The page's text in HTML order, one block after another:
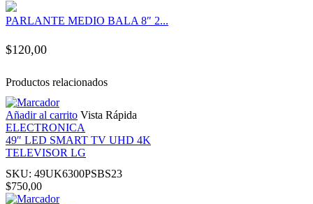
panel
panel
panel
panel
panel
panel
PARLANTE MEDIO BALA 8″ 2...
$120,00
Productos relacionados
Añadir al carrito Vista Rápida
ELECTRONICA
49″ LED SMART TV UHD 4K
TELEVISOR LG
SKU: 49UK6300PSBS23
$750,00